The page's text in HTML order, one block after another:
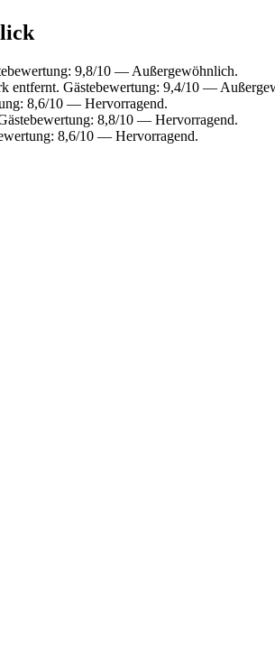
9,8/10 — Außergewöhnlich.
entfernt. Gästebewertung: 9,4/10 —
8,6/10 — Hervorragend.
8,8/10 — Hervorragend.
8,6/10 — Hervorragend.